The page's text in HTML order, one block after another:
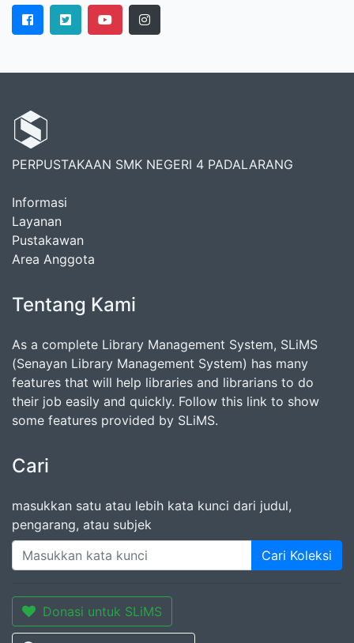
PERPUSTAKAAN SMK NEGERI 4 PADALARANG
Informasi
Layanan
Pustakawan
Area Anggota
Tentang Kami
As a complete Library Management System, SLiMS
(Senayan Library Management System) has many
features that will help libraries and librarians to do
their job easily and quickly. Follow this link to show
some features provided by SLiMS.
Cari
masukkan satu atau lebih kata kunci dari judul,
pengarang, atau subjek
Cari Koleksi
Donasi untuk SLiMS